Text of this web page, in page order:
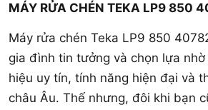
MÁY RỬA CHÉN TEKA LP9 850
Máy rửa chén Teka LP9 850
gia đình tin tưởng và chọn lựa
hiệu uy tín, tính năng hiện đại và
châu Âu. Thế nhưng, đôi khi bạn